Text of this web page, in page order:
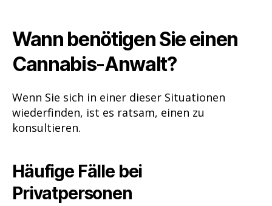
Wann benötigen Sie einen
Cannabis-Anwalt?
Wenn Sie sich in einer dieser Situationen
wiederfinden, ist es ratsam, einen zu
konsultieren.
Häufige Fälle bei
Privatpersonen